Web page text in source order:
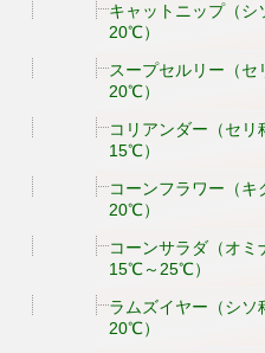
キャットニップ（
20℃）
スープセルリー（
20℃）
コリアンダー（セ
15℃）
コーンフラワー（
20℃）
コーンサラダ（オ
15℃～25℃）
ラムズイヤー（シ
20℃）